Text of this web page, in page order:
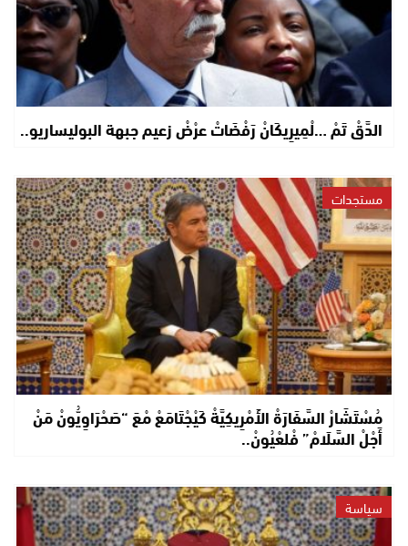
الدَّقْ تَمْ …لْمِيرِيكَانْ رَفْضَاتْ عرْضْ زعيم جبهة البوليساريو..
مستجدات
مُسْتَشَارْ السَّفَارَةْ الأَمْرِيكِيَّةْ كَيْجْتَامَعْ مْعَ “صَحْرَاوِيُّونْ مَنْ
أَجْلْ السَّلَامْ” فْلعْيُونْ..
سياسة